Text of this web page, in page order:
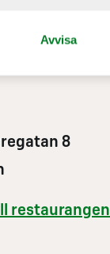
Avvisa
8
restaurangen